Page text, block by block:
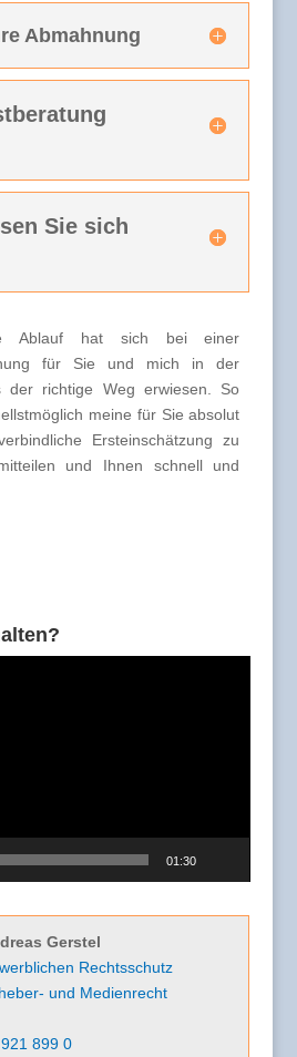
Abmahnung
Sie sich
Ablauf hat sich bei einer
für Sie und mich in der
der richtige Weg erwiesen. So
meine für Sie absolut
Ersteinschätzung zu
und Ihnen schnell und
01:30
Gerstel
Rechtsschutz
und Medienrecht
899 0